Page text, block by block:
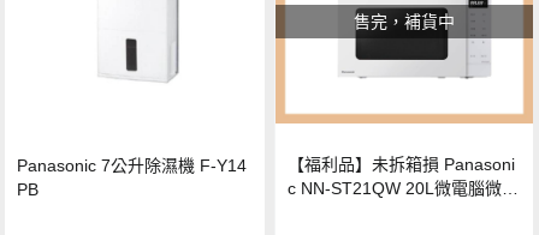
Panasonic 7公升除濕機 F-Y14
PB
售完，補貨中
【福利品】未拆箱損 Panasoni
c NN-ST21QW 20L微電腦微波